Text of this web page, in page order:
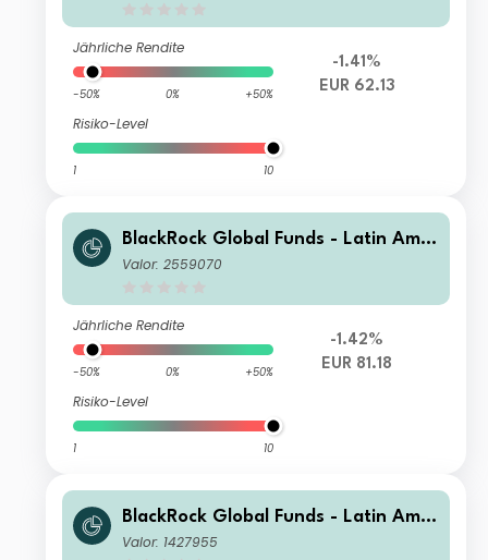
Jährliche Rendite
-50% 0% +50%
Risiko-Level
1 10
-1.41%
EUR 62.13
BlackRock Global Funds - Latin Amer
ican Fund D2
Valor: 2559070
Jährliche Rendite
-50% 0% +50%
Risiko-Level
1 10
-1.42%
EUR 81.18
BlackRock Global Funds - Latin Amer
ican Fund C2
Valor: 1427955